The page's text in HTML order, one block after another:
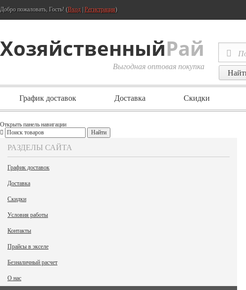
Добро пожаловать, Гость! (Вход Регистрация)
ХозяйственныйРай
Выгодная оптовая покупка
График доставок Доставка Скидки
Открыть панель навигации
РАЗДЕЛЫ САЙТА
График доставок
Доставка
Скидки
Условия работы
Контакты
Прайсы в экселе
Безналичный расчет
О нас